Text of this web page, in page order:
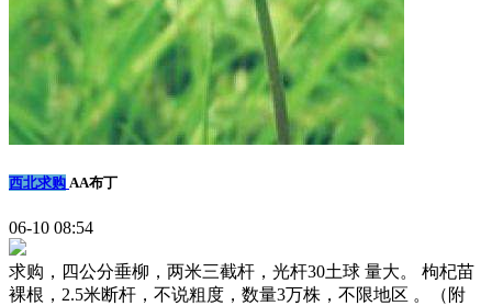
西北求购 AA布丁
06-10 08:54
求购，四公分垂柳，两米三截杆，光杆30土球 量大。 枸杞苗
裸根，2.5米断杆，不说粗度，数量3万株，不限地区 。（附